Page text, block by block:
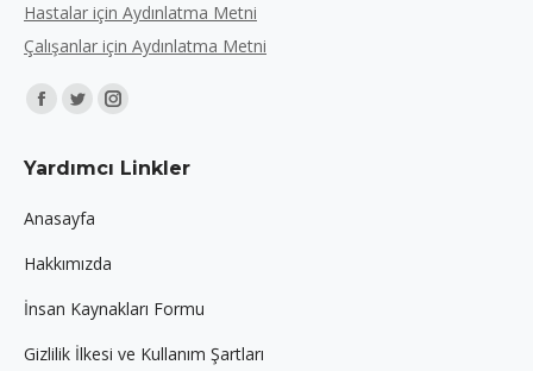
Hastalar için Aydınlatma Metni
Çalışanlar için Aydınlatma Metni
Find us on:
Facebook
opens
new
window
Twitter
opens
new
window
Instagram
opens
Yardımcı Linkler
Anasayfa
Hakkımızda
İnsan Kaynakları Formu
Gizlilik İlkesi ve Kullanım Şartları